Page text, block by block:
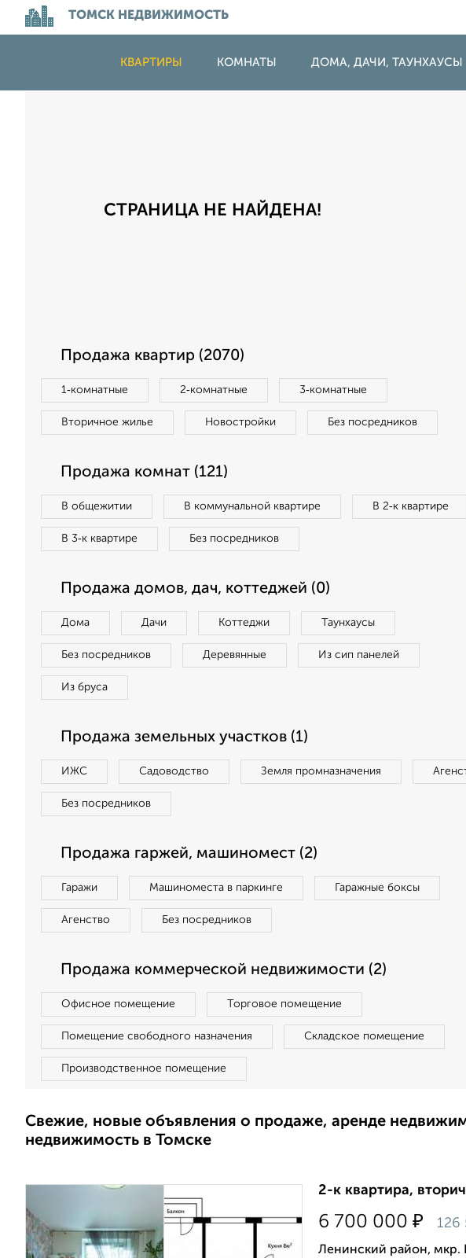
ТОМСК НЕДВИЖИМОСТЬ
КВАРТИРЫ КОМНАТЫ ДОМА, ДАЧИ, ТАУНХАУСЫ
СТРАНИЦА НЕ НАЙДЕНА!
Продажа квартир (2070)
1‑комнатные 2‑комнатные 3‑комнатные
Вторичное жилье Новостройки Без посредников
Продажа комнат (121)
В общежитии В коммунальной квартире В 2‑к квартире
В 3‑к квартире Без посредников
Продажа домов, дач, коттеджей (0)
Дома Дачи Коттеджи Таунхаусы
Без посредников Деревянные Из сип панелей
Из бруса
Продажа земельных участков (1)
ИЖС Садоводство Земля промназначения
Без посредников
Продажа гаржей, машиномест (2)
Гаражи Машиноместа в паркинге Гаражные боксы
Агенство Без посредников
Продажа коммерческой недвижимости (2)
Офисное помещение Торговое помещение
Помещение свободного назначения Складское помещение
Производственное помещение
Свежие, новые объявления о продаже, аренде
недвижимость в Томске
2-к квартира,
6 700 000 ₽ 126
Ленинский район, мкр.